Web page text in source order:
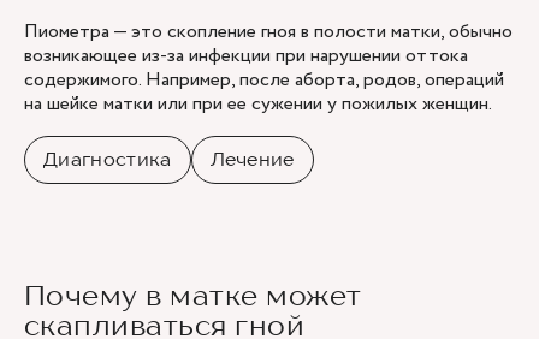
Пиометра — это скопление гноя в полости матки, обычно
возникающее из-за инфекции при нарушении оттока
содержимого. Например, после аборта, родов, операций
на шейке матки или при ее сужении у пожилых женщин.
Диагностика Лечение
Почему в матке может
скапливаться гной